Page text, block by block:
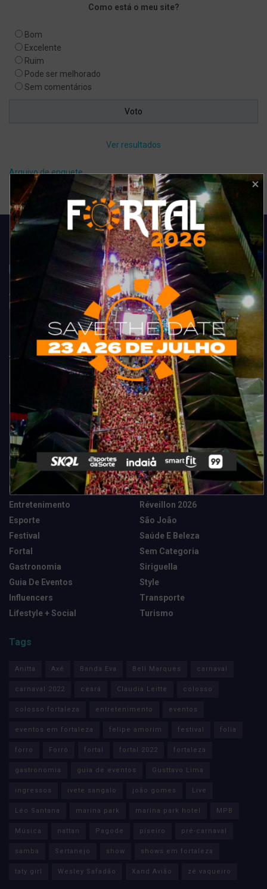
Como está o meu site?
Bom
Excelente
Ruim
Pode ser melhorado
Sem comentários
Ver resultados
Arquivo de enquete
Acompanhe todas as novidades do entretenimento na região de
Fortaleza. Dicas, promoções, coberturas exclusivas e muito mais.
Categorias
Camarote Vip Junino
Cidade
Destaques
Entretenimento
Esporte
Festival
Fortal
Gastronomia
Guia De Eventos
Influencers
Lifestyle + Social
Marketing E Negócios
Música
News Tech
Réveillon 2026
São João
Saúde E Beleza
Sem Categoria
Siriguella
Style
Transporte
Turismo
Tags
Anitta Axé Banda Eva Bell Marques carnaval
carnaval 2022 ceará Claudia Leitte colosso
colosso fortaleza entretenimento eventos
eventos em fortaleza felipe amorim festival folia
forro Forró fortal fortal 2022 fortaleza
gastronomia guia de eventos Gusttavo Lima
ingressos ivete sangalo joão gomes Live
Léo Santana marina park marina park hotel MPB
Música nattan Pagode piseiro pré-carnaval
samba Sertanejo show shows em fortaleza
taty girl Wesley Safadão Xand Avião zé vaqueiro